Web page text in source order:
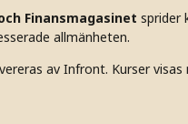
Finansmagasinet sprider
allmänheten.
av Infront. Kurser